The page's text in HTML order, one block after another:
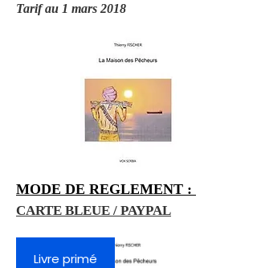
Tarif au 1 mars 2018
MODE DE REGLEMENT :
CARTE BLEUE / PAYPAL
Livre primé